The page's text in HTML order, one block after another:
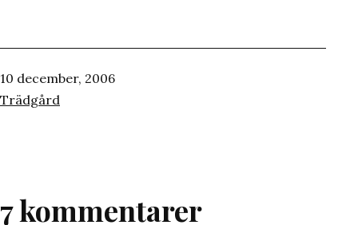
Publicerat
den
10 december, 2006
Kategoriserat
Trädgård
7 kommentarer